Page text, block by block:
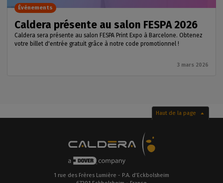
Caldera présente au salon FESPA 2026
Caldera sera présente au salon FESPA Print Expo à Barcelone. Obtenez
votre billet d'entrée gratuit grâce à notre code promotionnel !
3 mars 2026
Événements
Haut de la page
1 rue des Frères Lumière - P.A. d’Eckbolsheim